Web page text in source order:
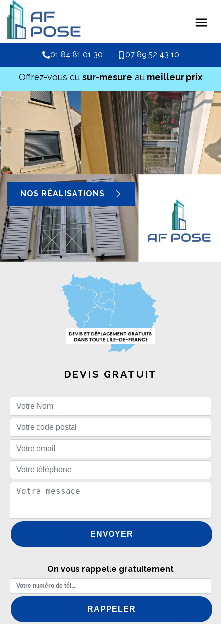
01 84 81 01 30 07 89 52 43 10
Offrez-vous du sur-mesure au meilleur prix
NOS RÉALISATIONS
DEVIS GRATUIT
On vous rappelle gratuitement